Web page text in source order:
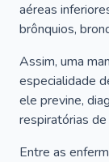
aéreas
brônquios,
Assim, uma
especialidade
ele previne,
respiratórias
Entre as